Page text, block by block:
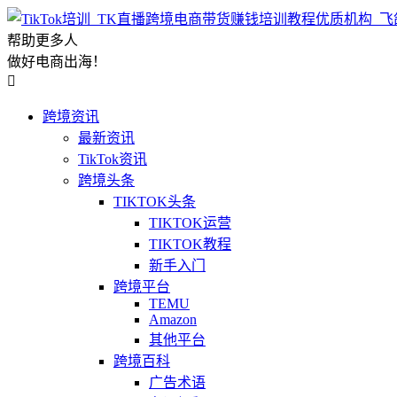
帮助更多人
做好电商出海！

跨境资讯
最新资讯
TikTok资讯
跨境头条
TIKTOK头条
TIKTOK运营
TIKTOK教程
新手入门
跨境平台
TEMU
Amazon
其他平台
跨境百科
广告术语